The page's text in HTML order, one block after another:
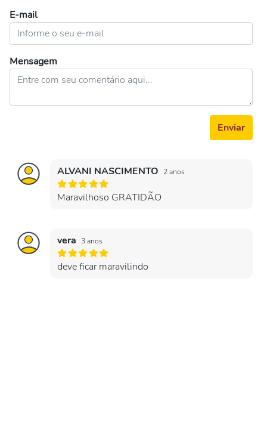
E-mail
Mensagem
Enviar
ALVANI NASCIMENTO 2 anos
Maravilhoso GRATIDÃO
vera 3 anos
deve ficar maravilindo